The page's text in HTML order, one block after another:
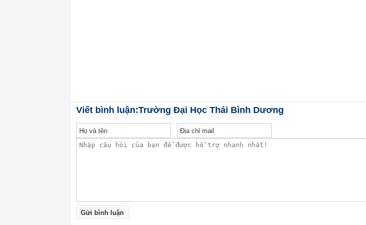
Viết bình luận:Trường Đại Học Thái Bình Dương
Gửi bình luận